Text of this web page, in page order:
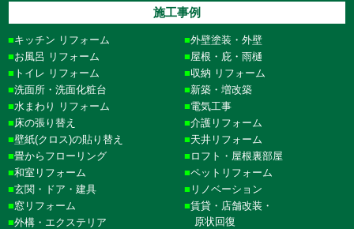
施工事例
キッチン リフォーム
お風呂 リフォーム
トイレ リフォーム
洗面所・洗面化粧台
水まわり リフォーム
床の張り替え
壁紙(クロス)の貼り替え
畳からフローリング
和室リフォーム
玄関・ドア・建具
窓リフォーム
外構・エクステリア
外壁塗装・外壁
屋根・庇・雨樋
収納 リフォーム
新築・増改築
電気工事
介護リフォーム
天井リフォーム
ロフト・屋根裏部屋
ペットリフォーム
リノベーション
賃貸・店舗改装・
原状回復